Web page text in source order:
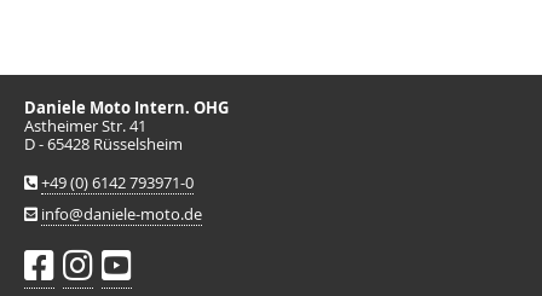
Daniele Moto Intern. OHG
Astheimer Str. 41
D - 65428 Rüsselsheim
+49 (0) 6142 793971-0
info@daniele-moto.de